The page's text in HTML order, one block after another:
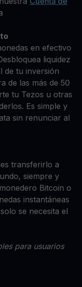
en efectivo
liquidez
de tu inversión
de las más de 50
tu Tezos u otras
Es simple y
sin renunciar al
transferirlo a
siempre y
Bitcoin o
instantáneas
se necesita el
para usuarios